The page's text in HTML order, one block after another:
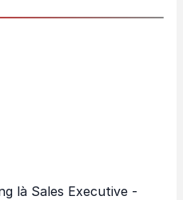
là Sales Executive -